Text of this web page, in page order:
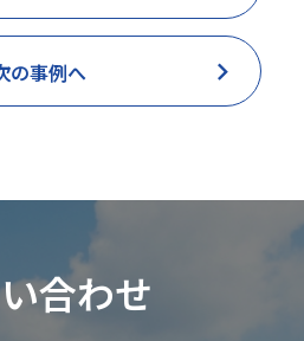
の事例へ
合わせ